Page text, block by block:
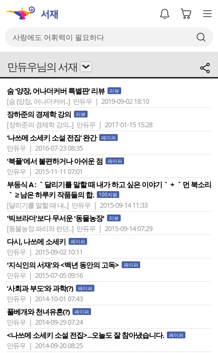
만듀우님의 서재
숨 ‘양장, 어나더커버 특별판’ 리뷰 리뷰
[숨 (양장, 어나더커버..] 만듀우 | 2019-09-02 18:10
장하준의 경제학 강의 리뷰
[장하준의 경제학 강의..] 만듀우 | 2017-01-15 15:28
‘나쓰메 소세키 소설 전집‘ 완간 페이퍼
만듀우 | 2016-07-23 08:35
'북플'에서 불편하거나 아쉬운 점 페이퍼
만듀우 | 2015-11-11 07:01
부등식 A : ｀달리기를 말할 때 내가 하고 싶은 이야기｀ + ｀먼 북소리
｀ ≥ 남은 하루키 작품들의 합.
100자평
[달리기를 말할 때 내..] 만듀우 | 2015-09-14 11:33
'빅브라더'보다 무서운 '동물농장' 리뷰
[동물농장.파리와 런던..] 만듀우 | 2015-09-14 07:29
다시, 나쓰메 소세키 페이퍼
만듀우 | 2015-09-02 10:11
'지식인의 서재'와 <백년 동안의 고독> 페이퍼
만듀우 | 2015-07-05 09:16
‘사회과 부도’와 과학(?) 페이퍼
만듀우 | 2014-10-01 07:43
풀베개와 천녀유혼(?) 페이퍼
만듀우 | 2014-09-29 07:24
<나쓰메 소세키 소설 전집>...오늘도 잘 참아냈습니다. 페이퍼
만듀우 | 2014-09-20 08:25